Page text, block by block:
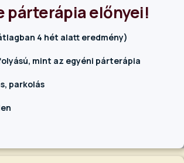
párterápia előnyei!
4 hét alatt eredmény)
mint az egyéni párterápia
parkolás